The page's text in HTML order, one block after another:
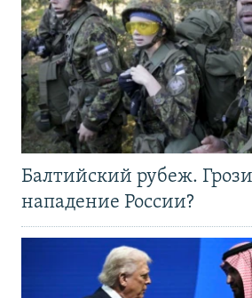
Балтийский рубеж.
нападение России?